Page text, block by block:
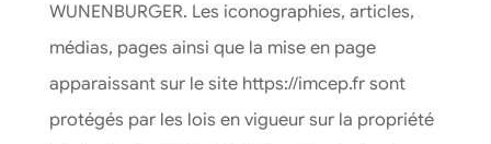
WUNENBURGER. Les iconographies, articles,
médias, pages ainsi que la mise en page
apparaissant sur le site https://imcep.fr sont
protégés par les lois en vigueur sur la propriété